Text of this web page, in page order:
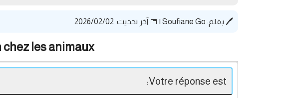
🖊️ بقلم: Soufiane Go
| 📅 آخر تحديث: 2026/02/02
les animaux
Votre réponse est: